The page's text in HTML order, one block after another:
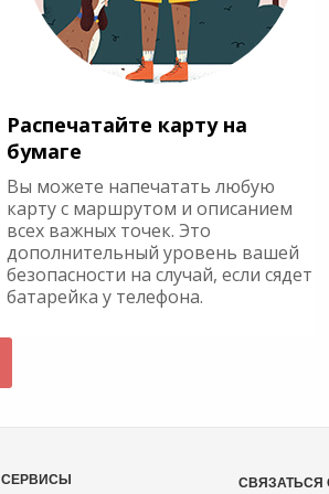
Распечатайте карту на
бумаге
Вы можете напечатать любую
карту с маршрутом и описанием
всех важных точек. Это
дополнительный уровень вашей
безопасности на случай, если сядет
батарейка у телефона.
СЕРВИСЫ СВЯЗАТЬСЯ